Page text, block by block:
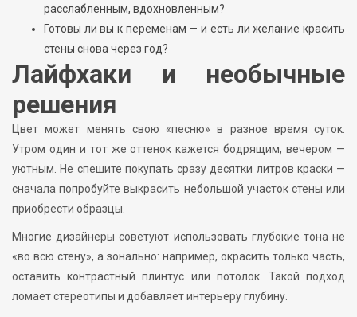
расслабленным, вдохновленным?
Готовы ли вы к переменам — и есть ли желание красить
стены снова через год?
Лайфхаки и необычные
решения
Цвет может менять свою «песню» в разное время суток.
Утром один и тот же оттенок кажется бодрящим, вечером —
уютным. Не спешите покупать сразу десятки литров краски —
сначала попробуйте выкрасить небольшой участок стены или
приобрести образцы.
Многие дизайнеры советуют использовать глубокие тона не
«во всю стену», а зонально: например, окрасить только часть,
оставить контрастный плинтус или потолок. Такой подход
ломает стереотипы и добавляет интерьеру глубину.